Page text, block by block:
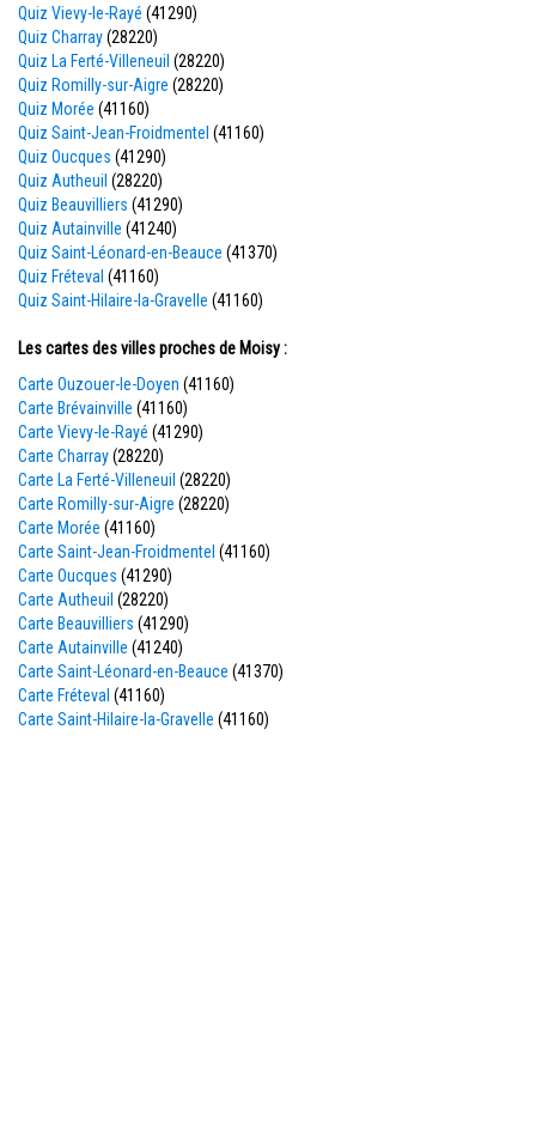
Quiz Vievy-le-Rayé (41290)
Quiz Charray(28220)
Quiz La Ferté-Villeneuil (28220)
Quiz Romilly-sur-Aigre (28220)
Quiz Morée (41160)
Quiz Saint-Jean-Froidmentel (41160)
Quiz Oucques (41290)
Quiz Autheuil (28220)
Quiz Beauvilliers (41290)
Quiz Autainville (41240)
Quiz Saint-Léonard-en-Beauce (41370)
Quiz Fréteval (41160)
Quiz Saint-Hilaire-la-Gravelle (41160)
Les cartes des villes proches de Moisy :
Carte Ouzouer-le-Doyen (41160)
Carte Brévainville (41160)
Carte Vievy-le-Rayé (41290)
Carte Charray(28220)
Carte La Ferté-Villeneuil (28220)
Carte Romilly-sur-Aigre (28220)
Carte Morée (41160)
Carte Saint-Jean-Froidmentel (41160)
Carte Oucques (41290)
Carte Autheuil (28220)
Carte Beauvilliers (41290)
Carte Autainville (41240)
Carte Saint-Léonard-en-Beauce (41370)
Carte Fréteval (41160)
Carte Saint-Hilaire-la-Gravelle (41160)